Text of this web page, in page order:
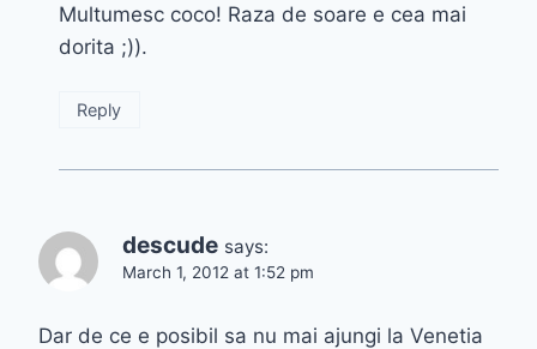
Multumesc coco! Raza de soare e cea mai
dorita ;)).
Reply
descude says:
March 1, 2012 at 1:52 pm
Dar de ce e posibil sa nu mai ajungi la Venetia